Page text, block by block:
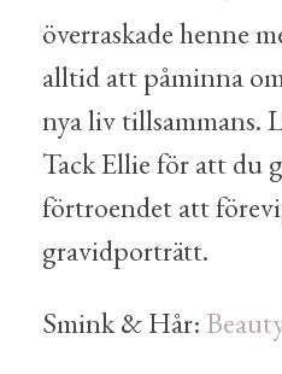
överraskade henne
alltid att påminna
nya liv tillsammans.
Tack Ellie för att du
förtroendet att
gravidporträtt.
Smink & Hår: